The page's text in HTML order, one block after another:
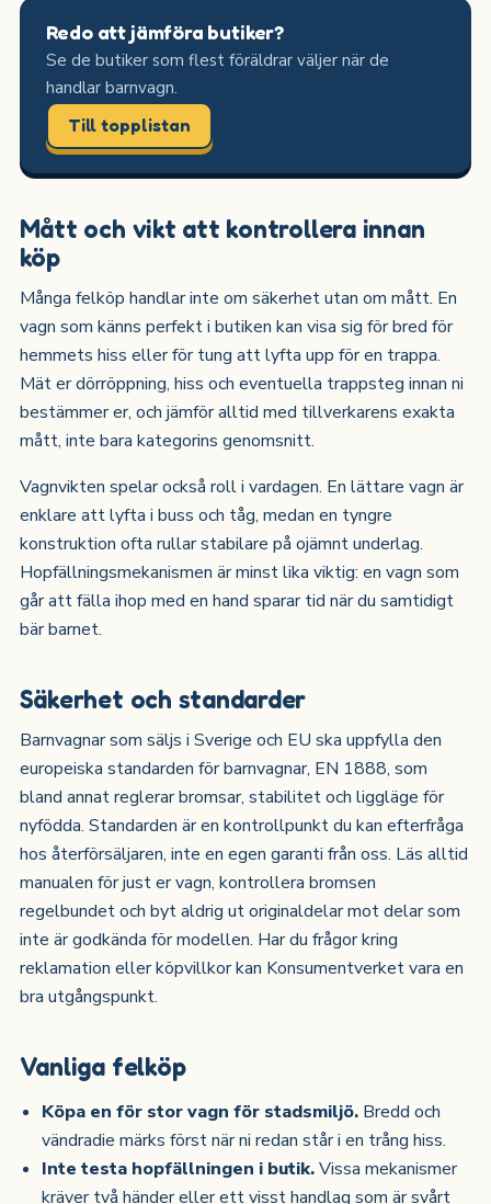
Redo att jämföra butiker?
Se de butiker som flest föräldrar väljer när de
handlar barnvagn.
Till topplistan
Mått och vikt att kontrollera innan
köp
Många felköp handlar inte om säkerhet utan om mått. En
vagn som känns perfekt i butiken kan visa sig för bred för
hemmets hiss eller för tung att lyfta upp för en trappa.
Mät er dörröppning, hiss och eventuella trappsteg innan ni
bestämmer er, och jämför alltid med tillverkarens exakta
mått, inte bara kategorins genomsnitt.
Vagnvikten spelar också roll i vardagen. En lättare vagn är
enklare att lyfta i buss och tåg, medan en tyngre
konstruktion ofta rullar stabilare på ojämnt underlag.
Hopfällningsmekanismen är minst lika viktig: en vagn som
går att fälla ihop med en hand sparar tid när du samtidigt
bär barnet.
Säkerhet och standarder
Barnvagnar som säljs i Sverige och EU ska uppfylla den
europeiska standarden för barnvagnar, EN 1888, som
bland annat reglerar bromsar, stabilitet och liggläge för
nyfödda. Standarden är en kontrollpunkt du kan efterfråga
hos återförsäljaren, inte en egen garanti från oss. Läs alltid
manualen för just er vagn, kontrollera bromsen
regelbundet och byt aldrig ut originaldelar mot delar som
inte är godkända för modellen. Har du frågor kring
reklamation eller köpvillkor kan Konsumentverket vara en
bra utgångspunkt.
Vanliga felköp
Köpa en för stor vagn för stadsmiljö. Bredd och
vändradie märks först när ni redan står i en trång hiss.
Inte testa hopfällningen i butik.Vissa mekanismer
kräver två händer eller ett visst handlag som är svårt